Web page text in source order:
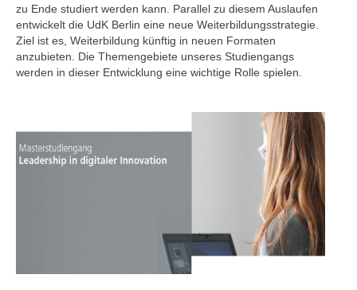
zu Ende studiert werden kann. Parallel zu diesem Auslaufen
entwickelt die UdK Berlin eine neue Weiterbildungsstrategie.
Ziel ist es, Weiterbildung künftig in neuen Formaten
anzubieten. Die Themengebiete unseres Studiengangs
werden in dieser Entwicklung eine wichtige Rolle spielen.